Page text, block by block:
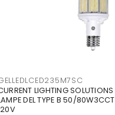
LIGHTING
DEL TYPE B 50/